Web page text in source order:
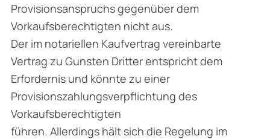
Provisionsanspruchs gegenüber dem
Vorkaufsberechtigten nicht aus.
Der im notariellen Kaufvertrag vereinbarte
Vertrag zu Gunsten Dritter entspricht dem
Erfordernis und könnte zu einer
Provisionszahlungsverpflichtung des
Vorkaufsberechtigten
führen. Allerdings hält sich die Regelung im